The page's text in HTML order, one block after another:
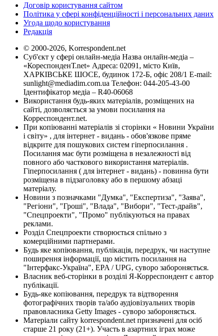
Договір користування сайтом
Політика у сфері конфіденційності і персональних даних
Угода щодо користування
Редакція
© 2000-2026, Korrespondent.net
Суб'єкт у сфері онлайн-медіа Назва онлайн-медіа –
«КореспонденТ.net» Адреса: 02091, місто Київ,
ХАРКІВСЬКЕ ШОСЕ, будинок 172-Б, офіс 208/1 E-mail:
sunlight@mediadim.com.ua Телефон: 044-205-43-00
Ідентифікатор медіа – R40-06068
Використання будь-яких матеріалів, розміщених на
сайті, дозволяється за умови посилання на
Корреспондент.net.
При копіюванні матеріалів зі сторінки « Новини України
і світу» , для інтернет - видань - обов'язкове пряме
відкрите для пошукових систем гіперпосилання .
Посилання має бути розміщена в незалежності від
повного або часткового використання матеріалів.
Гіперпосилання ( для інтернет - видань) - повинна бути
розміщена в підзаголовку або в першому абзаці
матеріалу.
Новини з позначками "Думка", "Експертиза", "Заява",
"Регіони", "Гроші", "Влада", "Вибори", "Тест-драйв",
"Спецпроекти", "Промо" публікуються на правах
реклами.
Розділ Спецпроекти створюється спільно з
комерційними партнерами.
Будь яке копіювання, публікація, передрук, чи наступне
поширення інформації, що містить посилання на
"Інтерфакс-Україна", EPA / UPG, суворо забороняється.
Власник веб-сторінки в розділі Я-Корреспондент є автор
публікації.
Будь-яке копіювання, передрук та відтворення
фотографічних творів та/або аудіовізуальних творів
правовласника Getty Images - суворо забороняється.
Матеріали сайту korrespondent.net призначені для осіб
старше 21 року (21+). Участь в азартних іграх може